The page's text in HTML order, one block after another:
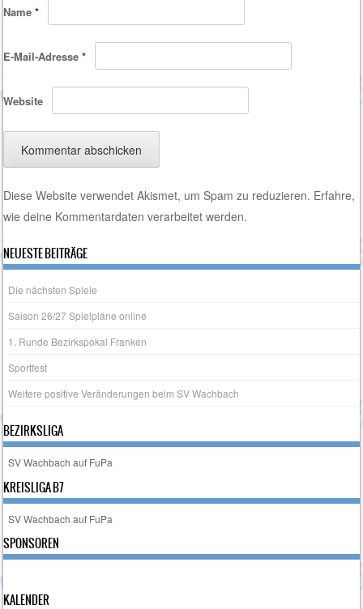
Name*
E-Mail-Adresse*
Website
Diese Website verwendet Akismet, um Spam zu reduzieren. Erfahre,
wie deine Kommentardaten verarbeitet werden.
NEUESTE BEITRÄGE
Die nächsten Spiele
Saison 26/27 Spielpläne online
1. Runde Bezirkspokal Franken
Sportfest
Weitere positive Veränderungen beim SV Wachbach
BEZIRKSLIGA
SV Wachbach auf FuPa
KREISLIGA B7
SV Wachbach auf FuPa
SPONSOREN
KALENDER